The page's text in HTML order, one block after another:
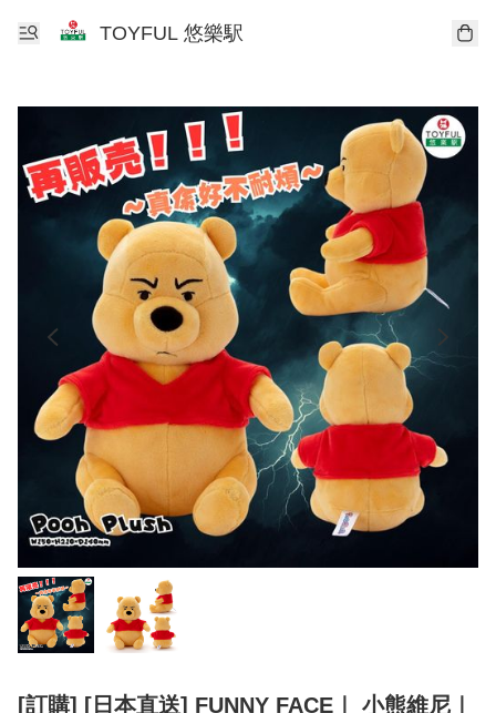
TOYFUL 悠樂駅
[訂購] [日本直送] FUNNY FACE｜ 小熊維尼｜